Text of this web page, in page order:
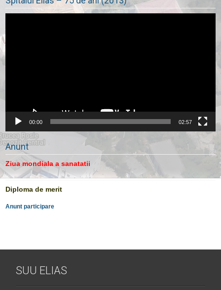
00:00 02:57
Anunt
Ziua mondiala a sanatatii
Diploma de merit
Anunt participare
SUU ELIAS